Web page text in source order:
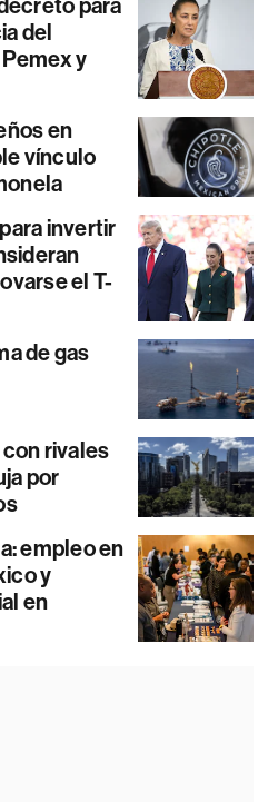
del
y
en
vínculo
invertir
el T-
de gas
rivales
por
empleo en
y
en